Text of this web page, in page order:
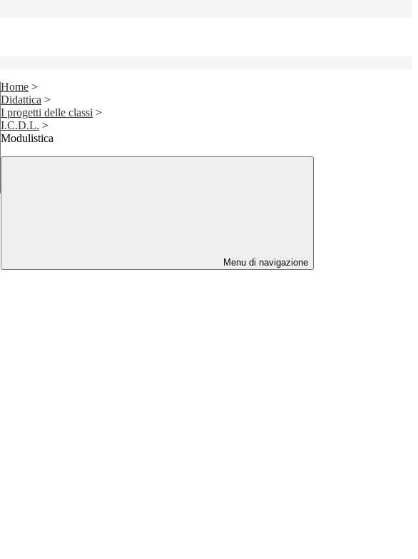
Home >
Didattica >
I progetti delle classi >
I.C.D.L. >
Modulistica
Menu di navigazione